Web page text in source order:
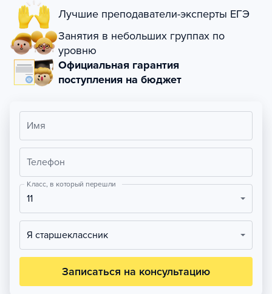
Лучшие преподаватели-эксперты ЕГЭ
Занятия в небольших группах по
уровню
Официальная гарантия
поступления на бюджет
Имя
Телефон
Класс, в который перешли
11
Я старшеклассник
Записаться на консультацию